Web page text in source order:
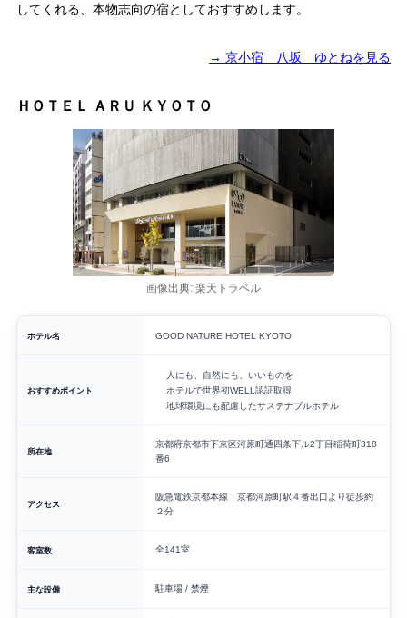
してくれる、本物志向の宿としておすすめします。
→ 京小宿 八坂 ゆとねを見る
ＨＯＴＥＬ ＡＲＵ ＫＹＯＴＯ
画像出典: 楽天トラベル
ホテル名 GOOD NATURE HOTEL KYOTO
おすすめポイント
人にも、自然にも、いいものを
ホテルで世界初WELL認証取得
地球環境にも配慮したサステナブルホテル
所在地
京都府京都市下京区河原町通四条下ル2丁目稲荷町318
番6
アクセス
阪急電鉄京都本線 京都河原町駅４番出口より徒歩約
２分
客室数 全141室
主な設備 駐車場 / 禁煙